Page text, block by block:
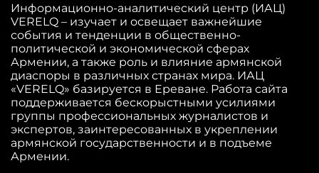
Информационно-аналитический центр (ИАЦ)
VERELQ – изучает и освещает важнейшие
события и тенденции в общественно-
политической и экономической сферах
Армении, а также роль и влияние армянской
диаспоры в различных странах мира. ИАЦ
«VERELQ» базируется в Ереване. Работа сайта
поддерживается бескорыстными усилиями
группы профессиональных журналистов и
экспертов, заинтересованных в укреплении
армянской государственности и в подъеме
Армении.